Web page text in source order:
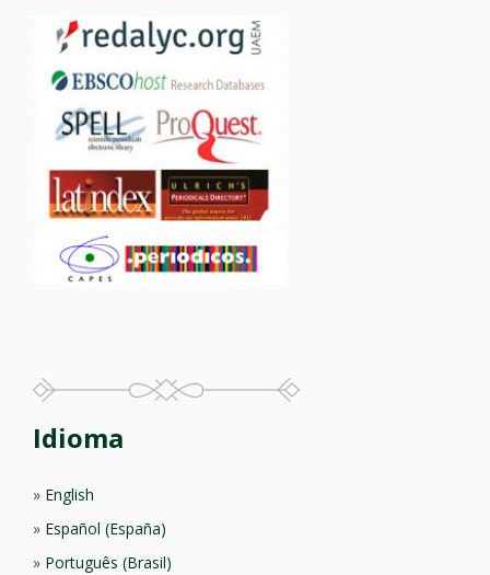
Idioma
English
Español (España)
Português (Brasil)